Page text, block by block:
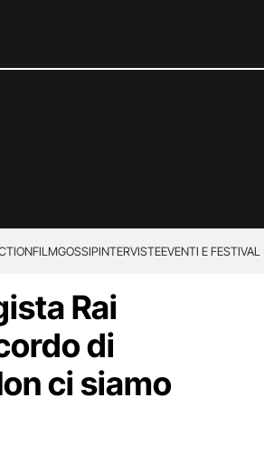
FILMGOSSIPINTERVISTEEVENTI E FESTIVAL
Rai
di
ci siamo